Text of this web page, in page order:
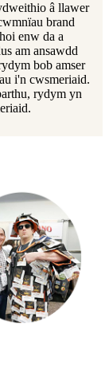
â llawer
brand
enw da a
am ansawdd
bob amser
i'n cwsmeriaid.
rydym yn